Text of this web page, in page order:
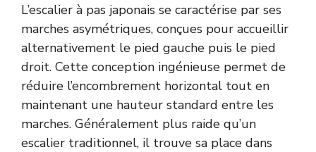
L’escalier à pas japonais se caractérise par ses
marches asymétriques, conçues pour accueillir
alternativement le pied gauche puis le pied
droit. Cette conception ingénieuse permet de
réduire l’encombrement horizontal tout en
maintenant une hauteur standard entre les
marches. Généralement plus raide qu’un
escalier traditionnel, il trouve sa place dans